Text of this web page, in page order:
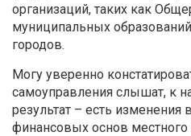
организаций, таких как
муниципальных
городов.
Могу уверенно
самоуправления слышат, к
результат – есть изменения
финансовых основ местного